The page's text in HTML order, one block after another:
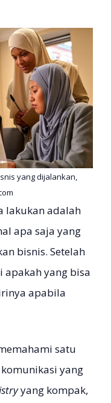
yang dijalankan,
lakukan adalah
apa saja yang
bisnis. Setelah
apakah yang bisa
apabila
satu
yang
yang kompak,